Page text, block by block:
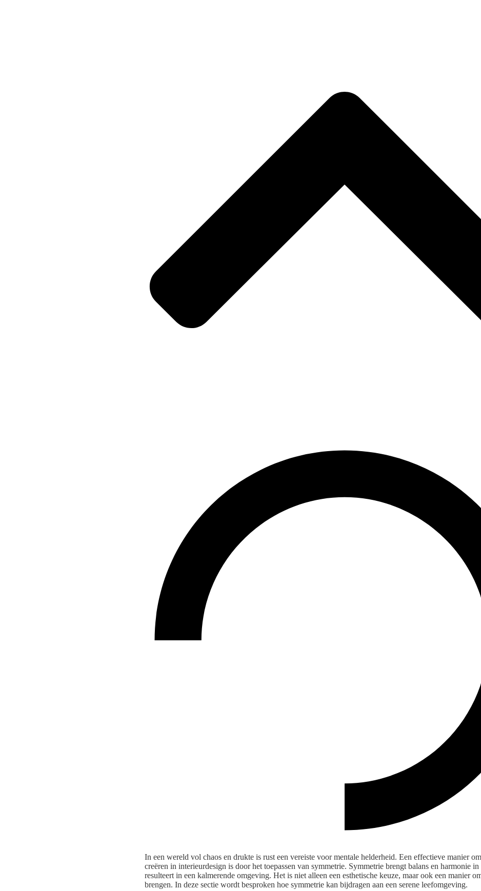
In een wereld vol chaos en drukte is rust een vereiste voor mentale helderheid. Een effectieve manier
creëren in interieurdesign is door het toepassen van symmetrie. Symmetrie brengt balans en harmonie
resulteert in een kalmerende omgeving. Het is niet alleen een esthetische keuze, maar ook een manier
brengen. In deze sectie wordt besproken hoe symmetrie kan bijdragen aan een serene leefomgeving.